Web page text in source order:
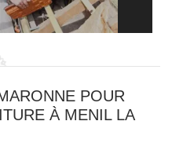
POUR
À MENIL LA